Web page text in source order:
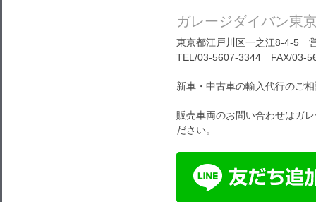
ガレージダイバン東
東京都江戸川区一之江8-4-5
TEL/03-5607-3344 FAX/03-
新車・中古車の輸入代行のご
販売車両のお問い合わせはガ
ださい。